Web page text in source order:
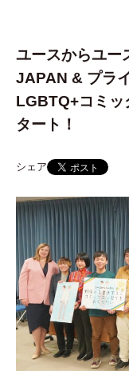
ユースからユー
JAPAN & プラ
LGBTQ+コミッ
タート！
シェア